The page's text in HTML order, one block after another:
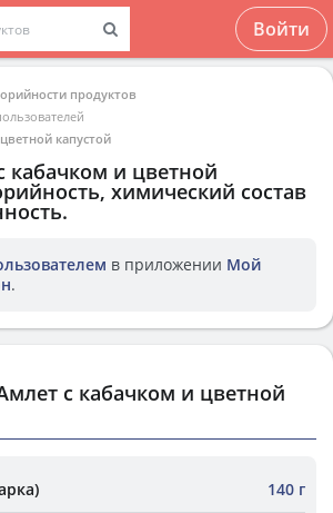
Войти
продуктов
капустой
кабачком и цветной
химический состав
в приложении Мой
.
с кабачком и цветной
140 г